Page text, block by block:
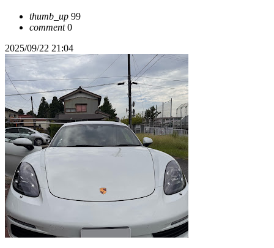
thumb_up 99
comment0
2025/09/22 21:04